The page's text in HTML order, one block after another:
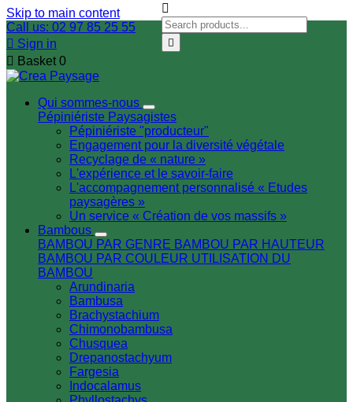
Skip to main content
Call us: 02 97 85 25 55
 Sign in
 Basket 0
Qui sommes-nous
Pépiniériste Paysagistes
Pépiniériste "producteur"
Engagement pour la diversité végétale
Recyclage de « nature »
L'expérience et le savoir-faire
L'accompagnement personnalisé « Etudes
paysagères »
Un service « Création de vos massifs »
Bambous
BAMBOU PAR GENRE BAMBOU PAR HAUTEUR
BAMBOU PAR COULEUR UTILISATION DU
BAMBOU
Arundinaria
Bambusa
Brachystachium
Chimonobambusa
Chusquea
Drepanostachyum
Fargesia
Indocalamus

